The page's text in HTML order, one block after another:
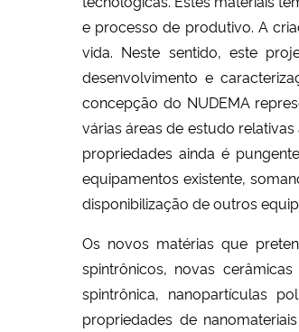
e processo de produtivo. A
vida. Neste sentido, este
desenvolvimento e
concepção do NUDEMA
várias áreas de estudo
propriedades ainda é
equipamentos existente,
disponibilização de outros
Os novos matérias que
spintrônicos, novas
spintrônica, nanopartículas
propriedades de